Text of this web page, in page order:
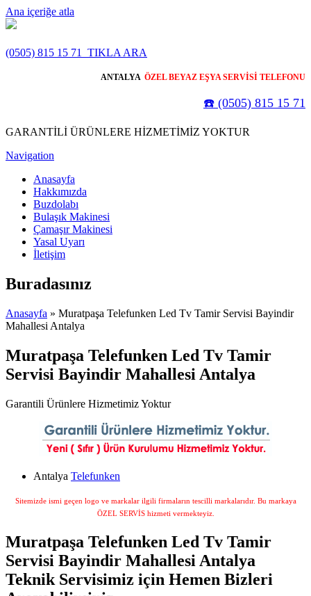
Ana içeriğe atla
(0505) 815 15 71 TIKLA ARA
ANTALYA ÖZEL BEYAZ EŞYA SERVİSİ TELEFONU
☎️ (0505) 815 15 71
GARANTİLİ ÜRÜNLERE HİZMETİMİZ YOKTUR
Navigation
Anasayfa
Hakkımızda
Buzdolabı
Bulaşık Makinesi
Çamaşır Makinesi
Yasal Uyarı
İletişim
Buradasınız
Anasayfa » Muratpaşa Telefunken Led Tv Tamir Servisi Bayindir
Mahallesi Antalya
Muratpaşa Telefunken Led Tv Tamir
Servisi Bayindir Mahallesi Antalya
Garantili Ürünlere Hizmetimiz Yoktur
Antalya Telefunken
Sitemizde ismi geçen logo ve markalar ilgili firmaların tescilli markalarıdır. Bu markaya
ÖZEL SERVİS hizmeti vermekteyiz.
Muratpaşa Telefunken Led Tv Tamir
Servisi Bayindir Mahallesi Antalya
Teknik Servisimiz için Hemen Bizleri